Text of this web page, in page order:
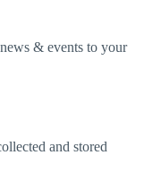
& events to your
and stored